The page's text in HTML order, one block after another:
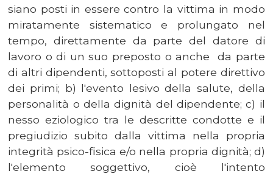
siano posti in essere contro la vittima in modo
miratamente sistematico e prolungato nel
tempo, direttamente da parte del datore di
lavoro o di un suo preposto o anche da parte
di altri dipendenti, sottoposti al potere direttivo
dei primi; b) l'evento lesivo della salute, della
personalità o della dignità del dipendente; c) il
nesso eziologico tra le descritte condotte e il
pregiudizio subito dalla vittima nella propria
integrità psico-fisica e/o nella propria dignità; d)
l'elemento soggettivo, cioè l'intento